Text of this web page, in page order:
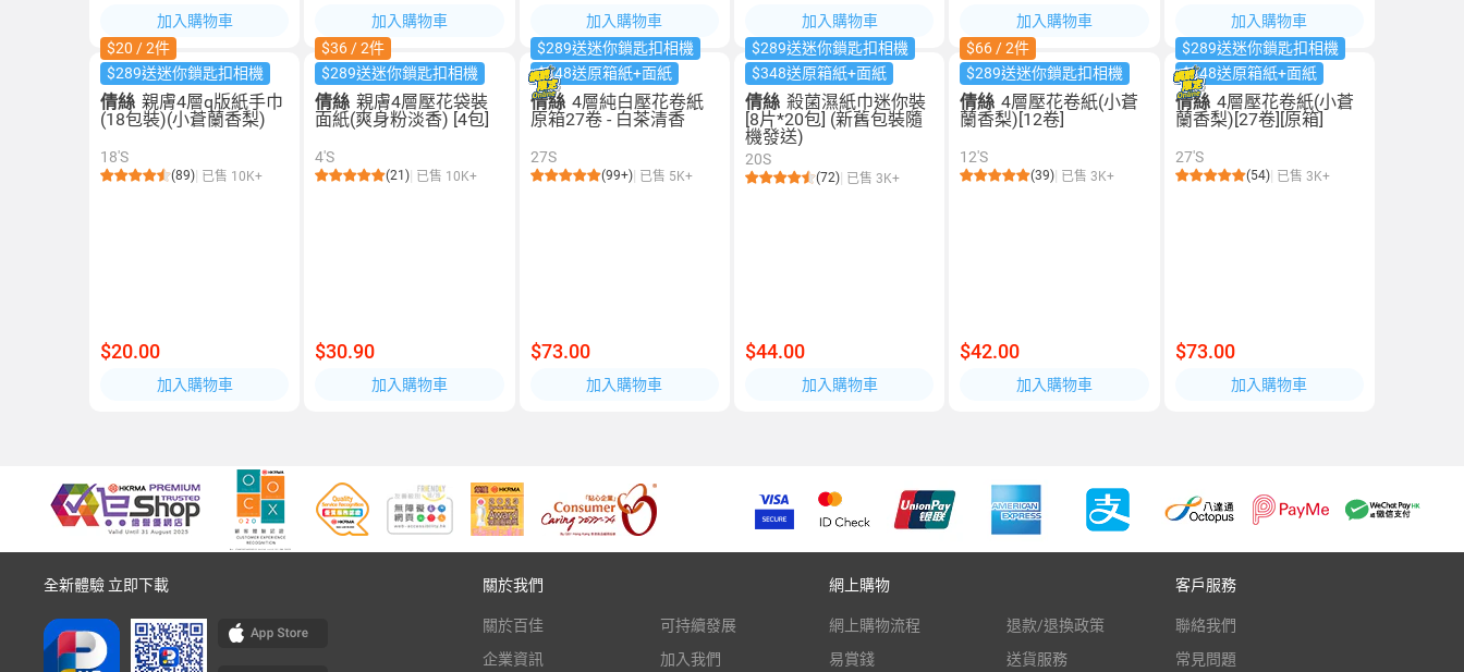
加入購物車 加入購物車 加入購物車 加入購物車 加入購物車
加入購物車
$20 / 2件
$289送迷你鎖匙扣相機
倩絲 親膚4層q版紙手巾
(18包裝)(小蒼蘭香梨)
18'S
(89) 已售 10K+
$20.00
加入購物車
$36 / 2件
$289送迷你鎖匙扣相機
倩絲 親膚4層壓花袋裝
面紙(爽身粉淡香) [4包]
4'S
(21) 已售 10K+
$30.90
加入購物車
$289送迷你鎖匙扣相機
$348送原箱紙+面紙
倩絲 4層純白壓花卷紙
原箱27卷 - 白茶清香
27S
(99+) 已售 5K+
$73.00
加入購物車
$289送迷你鎖匙扣相機
$348送原箱紙+面紙
倩絲 殺菌濕紙巾迷你裝
[8片*20包] (新舊包裝隨
機發送)
20S
(72) 已售 3K+
$44.00
加入購物車
$66 / 2件
$289送迷你鎖匙扣相機
倩絲 4層壓花卷紙(小蒼
蘭香梨)[12卷]
12'S
(39) 已售 3K+
$42.00
加入購物車
$289送迷你鎖匙扣相機
$348送原箱紙+面紙
倩絲 4層壓花卷紙(小蒼
蘭香梨)[27卷][原箱]
27'S
(54) 已售 3K+
$73.00
加入購物車
全新體驗 立即下載 關於我們
關於百佳
企業資訊
可持續發展
加入我們
網上購物
網上購物流程
易賞錢
退款/退換政策
送貨服務
客戶服務
聯絡我們
常見問題